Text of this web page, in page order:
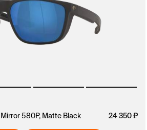
580P, Matte Black
24 350